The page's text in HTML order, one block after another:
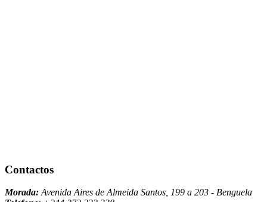
Contactos
Morada: Avenida Aires de Almeida Santos, 199 a 203 - Benguela